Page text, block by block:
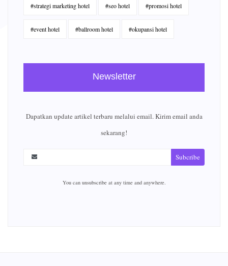
#strategi marketing hotel #seo hotel #promosi hotel
#event hotel #ballroom hotel #okupansi hotel
Newsletter
Dapatkan update artikel terbaru melalui email. Kirim email anda
sekarang!
Subcribe
You can unsubscribe at any time and anywhere.